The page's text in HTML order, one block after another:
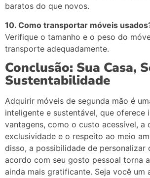
baratos do que novos.
10. Como transportar móveis
Verifique o tamanho e o peso do
transporte adequadamente.
Conclusão: Sua Casa,
Sustentabilidade
Adquirir móveis de segunda mão é
inteligente e sustentável, que oferece
vantagens, como o custo acessível, a
exclusividade e o respeito ao meio
disso, a possibilidade de personalizar
acordo com seu gosto pessoal torna a
ainda mais gratificante. Seja você um